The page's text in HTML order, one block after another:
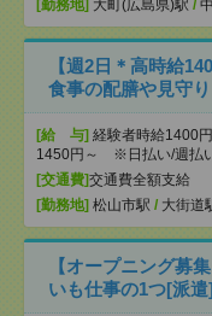
[勤務地] 大町(広島県)駅 /
【週2日＊高時給
食事の配膳や見守
[給 与] 経験者時給1400
1450円～ ※日払い/週払
[交通費]交通費全額支給
[勤務地] 松山市駅 / 大街道
【オープニング募
いも仕事の1つ[派遣]